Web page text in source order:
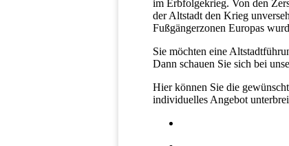
im Erbfolgekrieg. Von den
der Altstadt den Krieg
Fußgängerzonen Europas
Sie möchten eine
Dann schauen Sie sich bei
Hier können Sie die
individuelles Angebot